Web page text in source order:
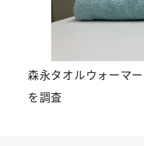
森永タオルウォーマ
を調査